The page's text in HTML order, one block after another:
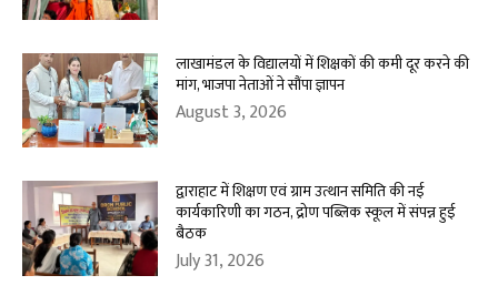
लाखामंडल के विद्यालयों में शिक्षकों की कमी दूर करने की
मांग, भाजपा नेताओं ने सौंपा ज्ञापन
August 3, 2026
द्वाराहाट में शिक्षण एवं ग्राम उत्थान समिति की नई
कार्यकारिणी का गठन, द्रोण पब्लिक स्कूल में संपन्न हुई
बैठक
July 31, 2026